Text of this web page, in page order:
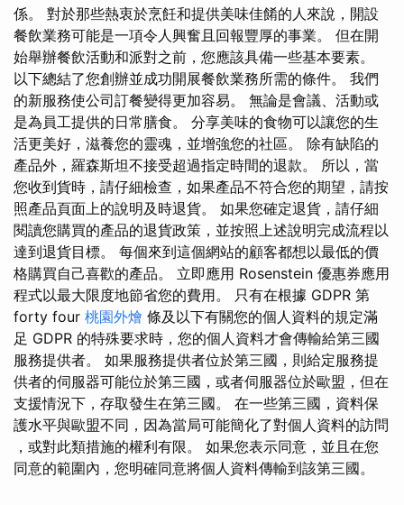
係。 對於那些熱衷於烹飪和提供美味佳餚的人來說，開設
餐飲業務可能是一項令人興奮且回報豐厚的事業。 但在開
始舉辦餐飲活動和派對之前，您應該具備一些基本要素。
以下總結了您創辦並成功開展餐飲業務所需的條件。 我們
的新服務使公司訂餐變得更加容易。 無論是會議、活動或
是為員工提供的日常膳食。 分享美味的食物可以讓您的生
活更美好，滋養您的靈魂，並增強您的社區。 除有缺陷的
產品外，羅森斯坦不接受超過指定時間的退款。 所以，當
您收到貨時，請仔細檢查，如果產品不符合您的期望，請按
照產品頁面上的說明及時退貨。 如果您確定退貨，請仔細
閱讀您購買的產品的退貨政策，並按照上述說明完成流程以
達到退貨目標。 每個來到這個網站的顧客都想以最低的價
格購買自己喜歡的產品。 立即應用 Rosenstein 優惠券應用
程式以最大限度地節省您的費用。 只有在根據 GDPR 第
forty four 桃園外燴 條及以下有關您的個人資料的規定滿
足 GDPR 的特殊要求時，您的個人資料才會傳輸給第三國
服務提供者。 如果服務提供者位於第三國，則給定服務提
供者的伺服器可能位於第三國，或者伺服器位於歐盟，但在
支援情況下，存取發生在第三國。 在一些第三國，資料保
護水平與歐盟不同，因為當局可能簡化了對個人資料的訪問​​
，或對此類措施的權利有限。 如果您表示同意，並且在您
同意的範圍內，您明確同意將個人資料傳輸到該第三國。